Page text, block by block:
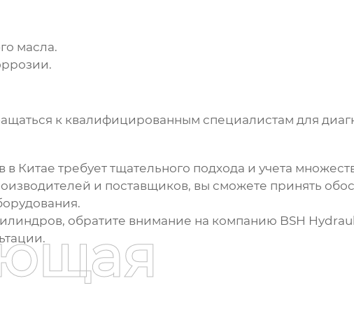
масла.
к квалифицированным специалистам для
в Китае требует тщательного подхода и учета
и поставщиков, вы сможете принять
, обратите внимание на компанию BSH